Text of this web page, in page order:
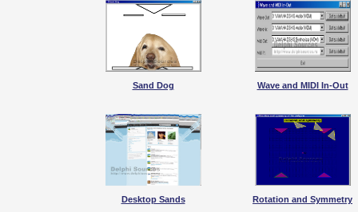
Sand Dog Wave and MIDI In-Out
Desktop Sands Rotation and Symmetry